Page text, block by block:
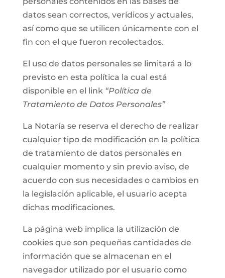
datos sean correctos, verídicos y actuales,
así como que se utilicen únicamente con el
fin con el que fueron recolectados.
El uso de datos personales se limitará a lo
previsto en esta política la cual está
disponible en el link “Política de
Tratamiento de Datos Personales”
La Notaría se reserva el derecho de realizar
cualquier tipo de modificación en la política
de tratamiento de datos personales en
cualquier momento y sin previo aviso, de
acuerdo con sus necesidades o cambios en
la legislación aplicable, el usuario acepta
dichas modificaciones.
La página web implica la utilización de
cookies que son pequeñas cantidades de
información que se almacenan en el
navegador utilizado por el usuario como